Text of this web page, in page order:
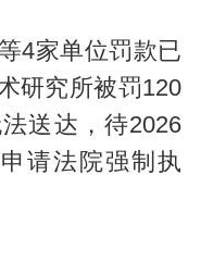
4家单位罚款已
研究所被罚120
送达，待2026
请法院强制执